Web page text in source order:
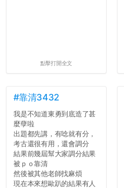
點擊打開全文
#靠清3432
我是不知道東勇到底造了甚
麼孽啦
出題都先講，有唸就有分，
考古還很有用，還會調分
結果前幾屆幫大家調分結果
被ｐｏ靠清
然後被其他老師找麻煩
現在本來想歐趴的結果有人